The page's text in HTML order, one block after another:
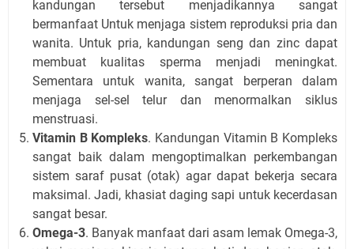
kandungan tersebut menjadikannya sangat
bermanfaat Untuk menjaga sistem reproduksi pria dan
wanita. Untuk pria, kandungan seng dan zinc dapat
membuat kualitas sperma menjadi meningkat.
Sementara untuk wanita, sangat berperan dalam
menjaga sel-sel telur dan menormalkan siklus
menstruasi.
Vitamin B Kompleks. Kandungan Vitamin B Kompleks
sangat baik dalam mengoptimalkan perkembangan
sistem saraf pusat (otak) agar dapat bekerja secara
maksimal. Jadi, khasiat daging sapi untuk kecerdasan
sangat besar.
Omega-3. Banyak manfaat dari asam lemak Omega-3,